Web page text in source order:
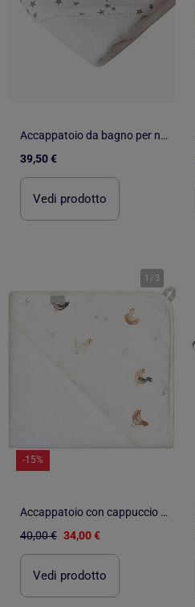
Accappatoio da bagno per neonati in spugna di cotone ÉTOILE
39,50 €
Vedi prodotto
1 / 3
-15%
Accappatoio con cappuccio per neonato in cotone e bambù | SEVIRA KIDS
40,00 € 34,00 €
Vedi prodotto